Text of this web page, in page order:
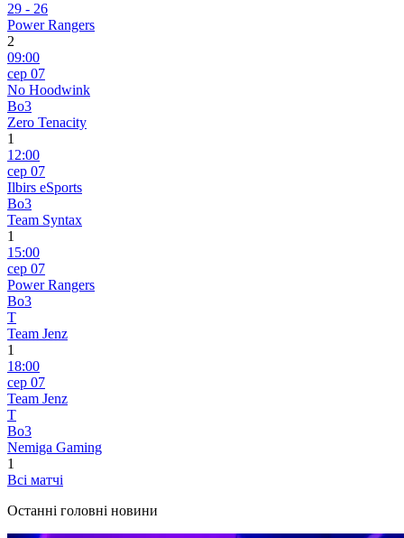
29 - 26
Power Rangers
2
09:00
сер 07
No Hoodwink
Bo3
Zero Tenacity
1
12:00
сер 07
Ilbirs eSports
Bo3
Team Syntax
1
15:00
сер 07
Power Rangers
Bo3
T
Team Jenz
1
18:00
сер 07
Team Jenz
T
Bo3
Nemiga Gaming
1
Всі матчі
Останні головні новини